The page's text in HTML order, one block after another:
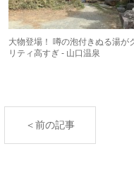
大物登場！ 噂の泡付きぬる湯が
リティ高すぎ - 山口温泉
＜前の記事